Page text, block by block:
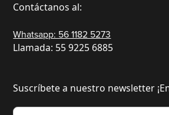
Contáctanos al:
Whatsapp: 56 1182 5273
Llamada: 55 9225 6885
Suscríbete a nuestro newsletter